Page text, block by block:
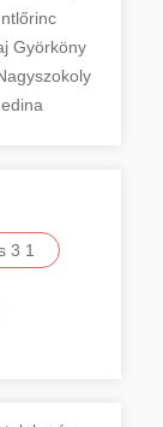
Györköny
3 1